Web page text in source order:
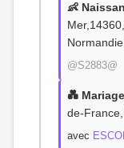
👶
@S2883@
💑 Mariage
de-
avec